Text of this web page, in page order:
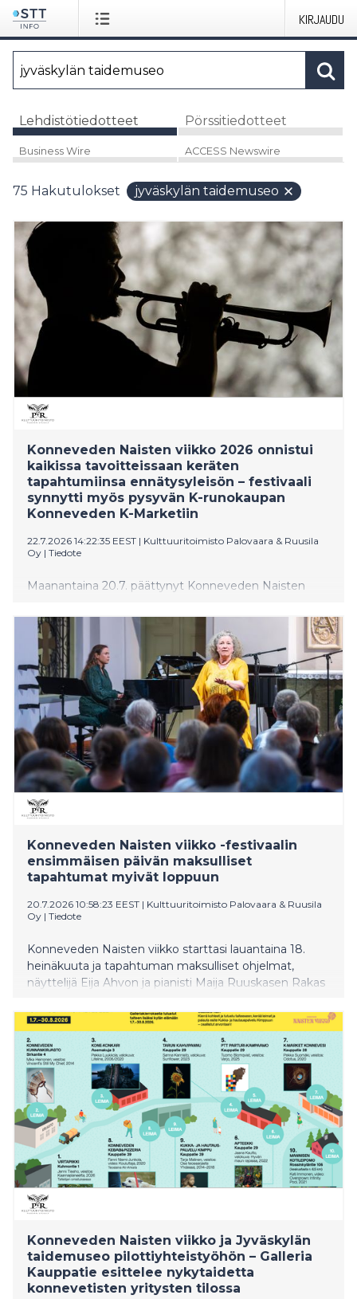
KIRJAUDU
Lehdistötiedotteet Pörssitiedotteet
Business Wire ACCESS Newswire
75 Hakutulokset jyväskylän taidemuseo
Konneveden Naisten viikko 2026 onnistui
kaikissa tavoitteissaan keräten
tapahtumiinsa ennätysyleisön – festivaali
synnytti myös pysyvän K-runokaupan
Konneveden K-Marketiin
22.7.2026 14:22:35 EEST | Kulttuuritoimisto Palovaara & Ruusila
Oy | Tiedote
Maanantaina 20.7. päättynyt Konneveden Naisten
menestys. Festivaalin tapahtumia, esityksiä ja
taidenäyttelyitä saapui katsomaan ennätysyleisö ja
lippuja myytiin ennakosta ja ovilta yli odotusten,
esimerkiksi avajaispäivän lauantain kaikki maksulliset
tapahtumat myivät loppuun.
Konneveden Naisten viikko -festivaalin
ensimmäisen päivän maksulliset
tapahtumat myivät loppuun
20.7.2026 10:58:23 EEST | Kulttuuritoimisto Palovaara & Ruusila
Oy | Tiedote
Konneveden Naisten viikko starttasi lauantaina 18.
heinäkuuta ja tapahtuman maksulliset ohjelmat,
näyttelijä Eija Ahvon ja pianisti Maija Ruuskasen Rakas
kokki Kim Mikkolan loihtimat Myrsky lautasella
Shakespearen tapaan -kattaukset Väentalolla myivät
ääriään myöten täyteen. Festivaali jatkuu tänään
maanantaina päättyen trumpetisti Verneri Pohjolan ja
lyömäsoitintaiteilija Mika Kallion klo 18.00 alkavaan
Fallen Trees -konserttiin Konnevesisalissa.
Konneveden Naisten viikko ja Jyväskylän
taidemuseo pilottiyhteistyöhön – Galleria
Kauppatie esittelee nykytaidetta
konnevetisten yritysten tilossa